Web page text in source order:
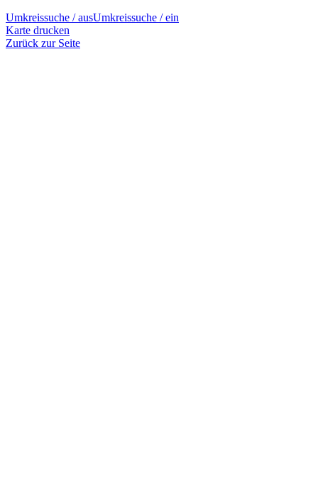
Umkreissuche / ausUmkreissuche / ein
Karte drucken
Zurück zur Seite